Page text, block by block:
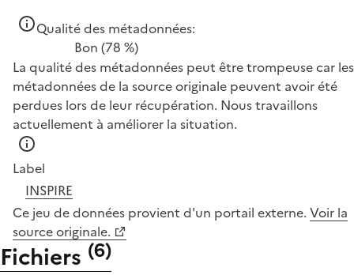
Qualité des métadonnées:
Bon (78 %)
La qualité des métadonnées peut être trompeuse car les
métadonnées de la source originale peuvent avoir été
perdues lors de leur récupération. Nous travaillons
actuellement à améliorer la situation.
Label
INSPIRE
Ce jeu de données provient d'un portail externe. Voir la
source originale.
Fichiers (6)